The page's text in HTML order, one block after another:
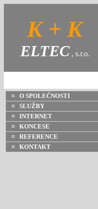
K + K
ELTEC , s.r.o.
¤ O SPOLEČNOSTI
¤ SLUŽBY
¤ INTERNET
¤ KONCESE
¤ REFERENCE
¤ KONTAKT